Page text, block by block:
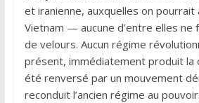
et iranienne, auxquelles on pourrait
Vietnam — aucune d’entre elles ne
de velours. Aucun régime
présent, immédiatement produit la
été renversé par un mouvement
reconduit l’ancien régime au